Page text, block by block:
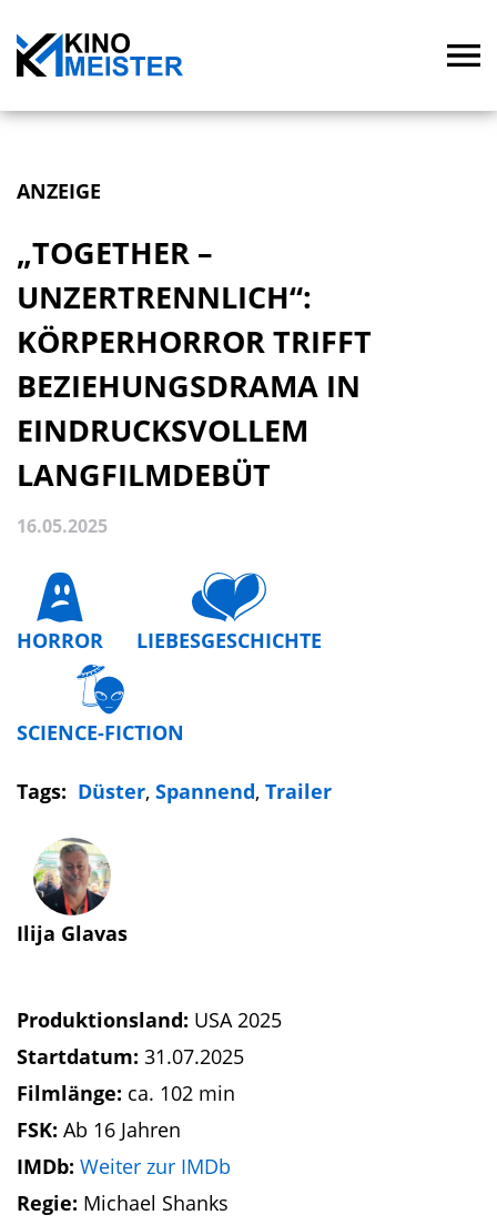
ANZEIGE
„TOGETHER –
UNZERTRENNLICH“:
KÖRPERHORROR TRIFFT
BEZIEHUNGSDRAMA IN
EINDRUCKSVOLLEM
LANGFILMDEBÜT
16.05.2025
HORROR LIEBESGESCHICHTE
SCIENCE-FICTION
Tags: Düster, Spannend, Trailer
Ilija Glavas
Produktionsland: USA 2025
Startdatum: 31.07.2025
Filmlänge: ca. 102 min
FSK: Ab 16 Jahren
IMDb: Weiter zur IMDb
Regie: Michael Shanks